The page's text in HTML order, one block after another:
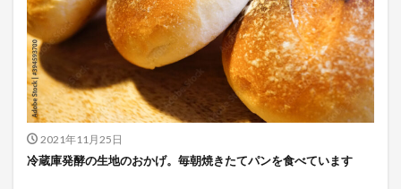
2021年11月25日
冷蔵庫発酵の生地のおかげ。毎朝焼きたてパンを食べています